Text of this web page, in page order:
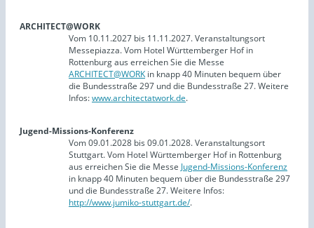
ARCHITECT@WORK
Vom 10.11.2027 bis 11.11.2027. Veranstaltungsort
Messepiazza. Vom Hotel Württemberger Hof in
Rottenburg aus erreichen Sie die Messe
ARCHITECT@WORK in knapp 40 Minuten bequem über
die Bundesstraße 297 und die Bundesstraße 27. Weitere
Infos:www.architectatwork.de.
Jugend-Missions-Konferenz
Vom 09.01.2028 bis 09.01.2028. Veranstaltungsort
Stuttgart. Vom Hotel Württemberger Hof in Rottenburg
aus erreichen Sie die Messe Jugend-Missions-Konferenz
in knapp 40 Minuten bequem über die Bundesstraße 297
und die Bundesstraße 27. Weitere Infos:
http://www.jumiko-stuttgart.de/.